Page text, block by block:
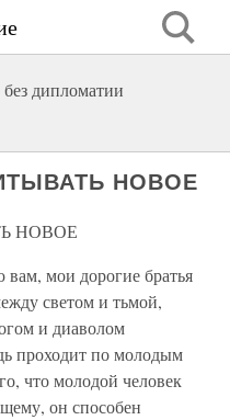
дипломатии
НОВОЕ
НОВОЕ
мои дорогие братья
светом и тьмой,
и диаволом
проходит по молодым
что молодой человек
он способен